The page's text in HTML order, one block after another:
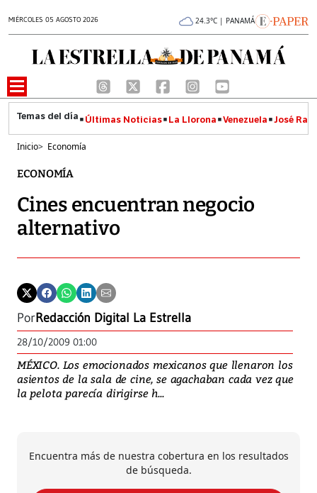
MIÉRCOLES 05 AGOSTO 2026 24.3°C | PANAMÁ
Últimas Noticias La Llorona Venezuela José
Inicio> Economía
ECONOMÍA
Cines encuentran negocio
alternativo
PorRedacción Digital La Estrella
28/10/2009 01:00
MÉXICO. Los emocionados mexicanos que llenaron los
asientos de la sala de cine, se agachaban cada vez que
la pelota parecía dirigirse h...
Encuentra más de nuestra cobertura en los resultados
de búsqueda.